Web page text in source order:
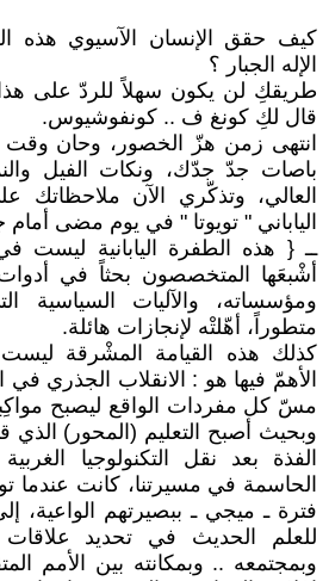
كيف حقق الإنسان الآسيوي هذه
الإله الجبار ؟
طريقكِ لن يكون سهلاً للردّ على هذا
قال لكِ كونغ ف .. كونفوشيوس.
انتهى زمن هزّ الخصور، وحان وقت
باصات جدّ جدّك، ونكات الفيل
العالي، وتذكّري الآن ملاحظاتك
الياباني " تويوتا " في يوم مضى
ــ { هذه الطفرة اليابانية ليست
أشْبعَها المتخصصون بحثاً في
ومؤسساته، والآليات السياسية
متطوراً، أهّلتْه لإنجازات هائلة.
كذلك هذه القيامة المشْرقة
الأهمّ فيها هو : الانقلاب الجذري في
مسّ كل مفردات الواقع ليصبح مواكِباً
وبحيث أصبح التعليم (المحور) الذي
الفذة بعد نقل التكنولوجيا
الحاسمة في مسيرتنا، كانت
فترة ـ ميجي ـ ببصيرتهم الواعية،
للعلم الحديث في تحديد
وبمجتمعه .. وبمكانته بين الأمم